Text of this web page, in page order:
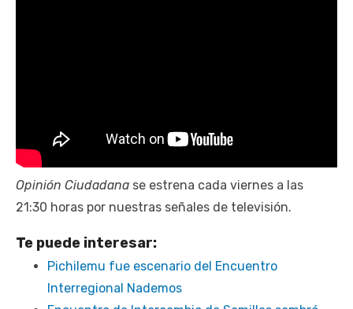
Opinión Ciudadana se estrena cada viernes a las
21:30 horas por nuestras señales de televisión.
Te puede interesar:
Pichilemu fue escenario del Encuentro
Interregional Nademos